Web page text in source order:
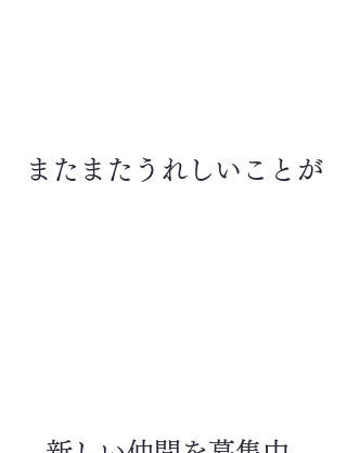
またまたうれしいことが